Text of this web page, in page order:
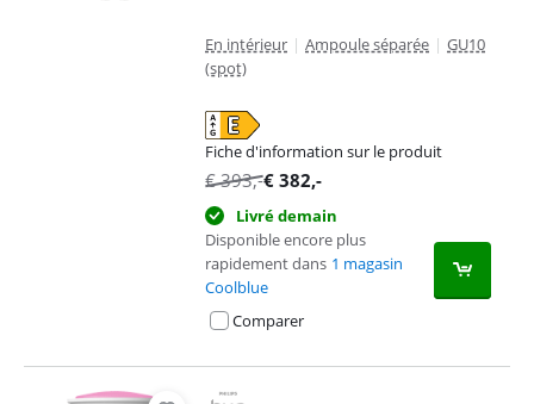
En intérieur | Ampoule séparée | GU10
(spot)
Fiche d'information sur le produit
s'ouvre dans un nouvel onglet
€393,-€ 382,-
Livré demain
Disponible encore plus
rapidement dans 1 magasin
Coolblue
Comparer